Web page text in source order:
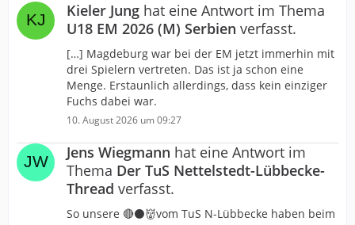
Kieler Jung hat eine Antwort im Thema
U18 EM 2026 (M) Serbien verfasst.
[…] Magdeburg war bei der EM jetzt immerhin mit
drei Spielern vertreten. Das ist ja schon eine
Menge. Erstaunlich allerdings, dass kein einziger
Fuchs dabei war.
10. August 2026 um 09:27
Jens Wiegmann hat eine Antwort im
Thema Der TuS Nettelstedt-Lübbecke-
Thread verfasst.
So unsere 🔴⚫️👹vom TuS N-Lübbecke haben beim